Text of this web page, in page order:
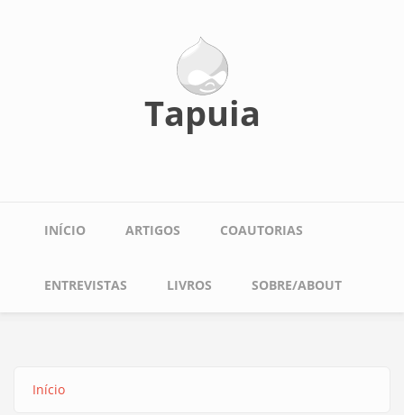
Tapuia
Main
INÍCIO ARTIGOS COAUTORIAS
ENTREVISTAS LIVROS SOBRE/ABOUT
Início